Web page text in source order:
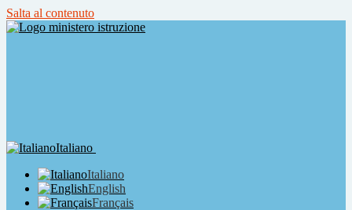
Salta al contenuto
Italiano
Italiano
English
Français